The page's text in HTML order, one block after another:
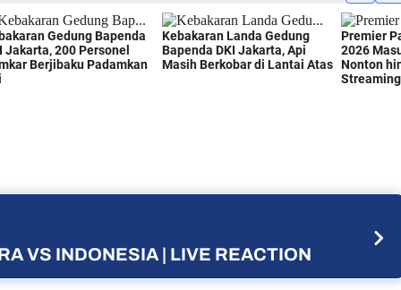
VS INDONESIA | LIVE REACTION